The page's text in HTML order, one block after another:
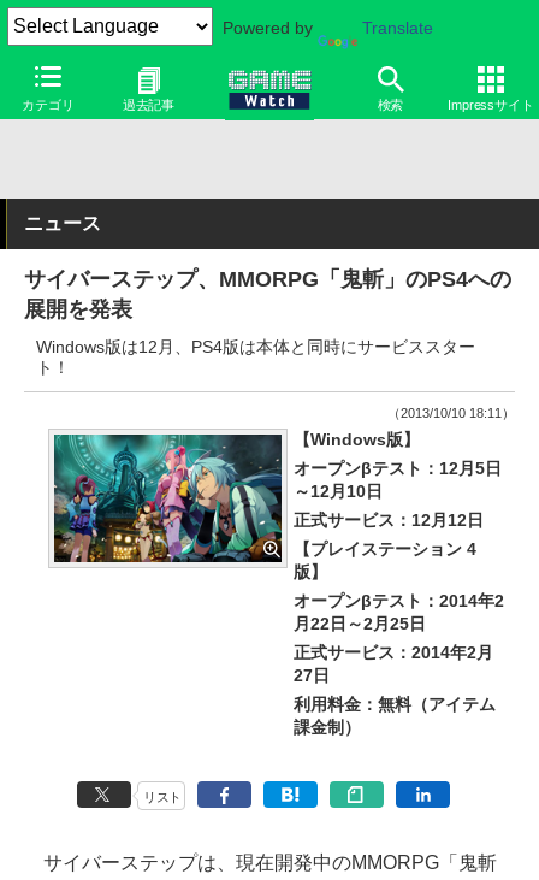
Powered by Translate
カテゴリ 過去記事 検索 Impressサイト
ニュース
サイバーステップ、MMORPG「鬼斬」のPS4への
展開を発表
Windows版は12月、PS4版は本体と同時にサービススター
ト！
（2013/10/10 18:11）
【Windows版】
オープンβテスト：12月5日
～12月10日
正式サービス：12月12日
【プレイステーション 4
版】
オープンβテスト：2014年2
月22日～2月25日
正式サービス：2014年2月
27日
利用料金：無料（アイテム
課金制）
リスト
サイバーステップは、現在開発中のMMORPG「鬼斬